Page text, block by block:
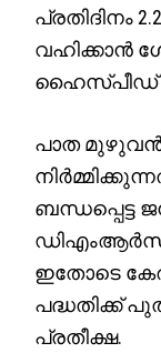
പ്രതിദിനം
വഹിക്കാൻ
ഹൈസ്പീഡ്
പാത മുഴുവൻ
ഇതോടെ
പദ്ധതിക്ക്
പ്രതീക്ഷ.